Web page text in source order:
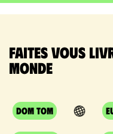
Faites vous
monde
DOM TOM